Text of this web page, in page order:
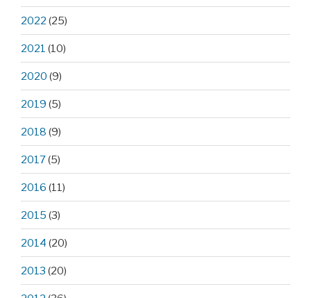
2022 (25)
2021 (10)
2020 (9)
2019 (5)
2018 (9)
2017(5)
2016 (11)
2015 (3)
2014 (20)
2013 (20)